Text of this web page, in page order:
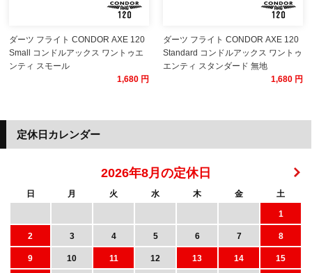
ダーツ フライト CONDOR AXE 120
Small コンドルアックス ワントゥエ
ンティ スモール
1,680 円
ダーツ フライト CONDOR AXE 120
Standard コンドルアックス ワントゥ
エンティ スタンダード 無地
1,680 円
定休日カレンダー
2026年8月の定休日
日 月 火 水 木 金
土
1
2
3 4 5 6 7
8
9
10 11 12 13 14
15